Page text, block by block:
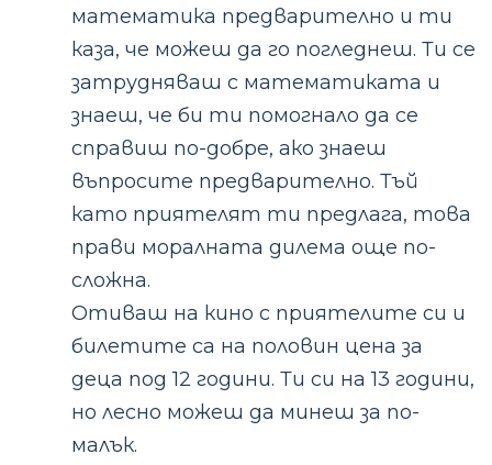
математика предварително и ти
каза, че можеш да го погледнеш. Ти се
затрудняваш с математиката и
знаеш, че би ти помогнало да се
справиш по-добре, ако знаеш
въпросите предварително. Тъй
като приятелят ти предлага, това
прави моралната дилема още по-
сложна.
Отиваш на кино с приятелите си и
билетите са на половин цена за
деца под 12 години. Ти си на 13 години,
но лесно можеш да минеш за по-
малък.